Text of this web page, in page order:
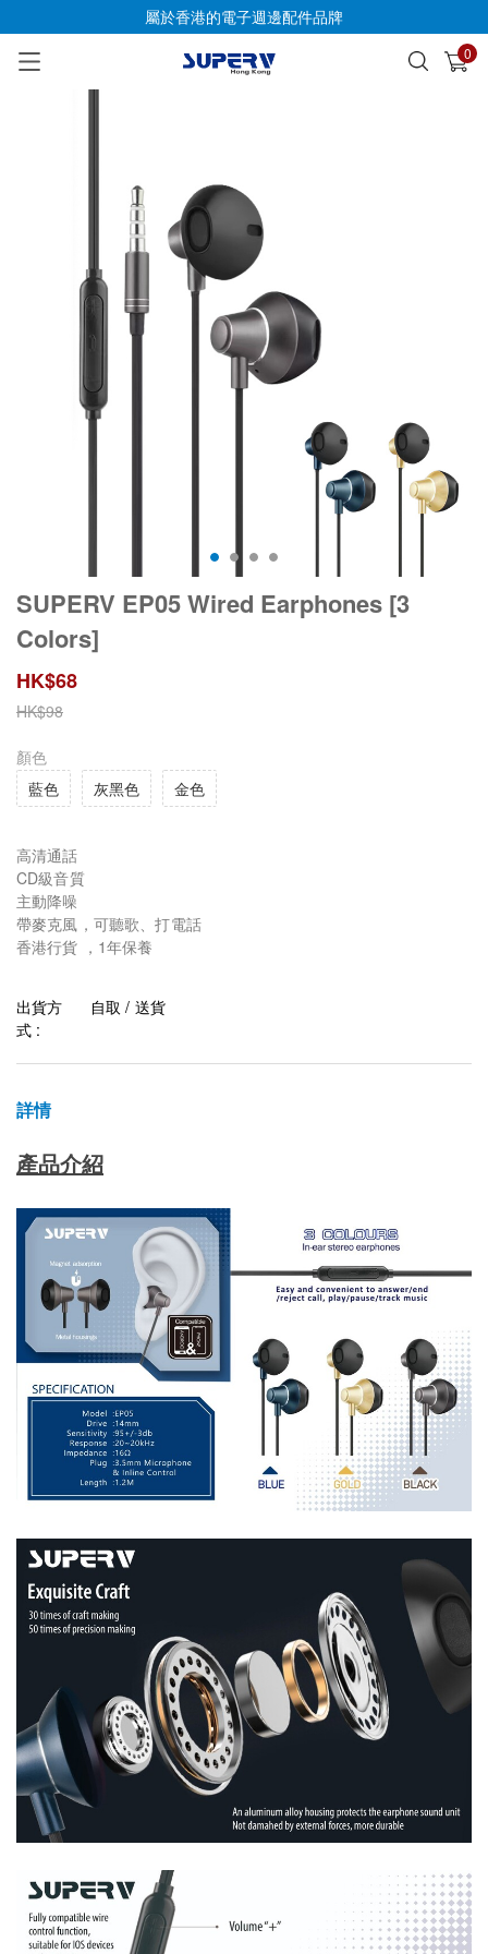
屬於香港的電子週邊配件品牌
0
已加入購物車 查看
SUPERV EP05 Wired Earphones [3
Colors]
HK$68
HK$98
顏色
藍色
灰黑色 金色
高清通話
CD級音質
主動降噪
帶麥克風，可聽歌、打電話
香港行貨 ，1年保養
出貨方
式 :
自取 / 送貨
詳情
產品介紹